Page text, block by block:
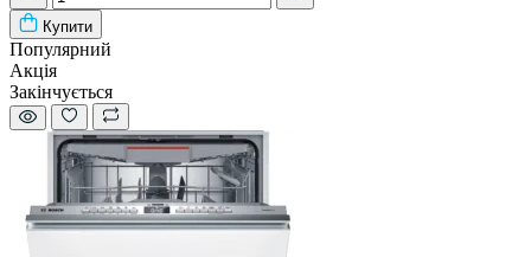
Купити
Популярний
Акція
Закінчується